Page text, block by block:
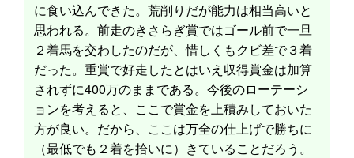
に食い込んできた。荒削りだが能力は相当高いと
思われる。前走のきさらぎ賞ではゴール前で一旦
２着馬を交わしたのだが、惜しくもクビ差で３着
だった。重賞で好走したとはいえ収得賞金は加算
されずに400万のままである。今後のローテーシ
ョンを考えると、ここで賞金を上積みしておいた
方が良い。だから、ここは万全の仕上げで勝ちに
（最低でも２着を拾いに）きていることだろう。